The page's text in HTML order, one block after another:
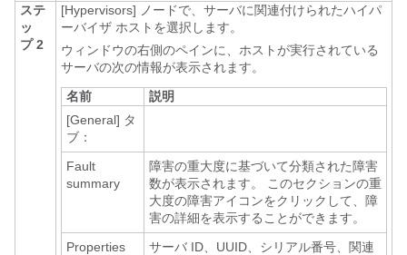
ステ
ッ
プ 2
[Hypervisors] ノードで、サーバに関連付けられたハイパ
ーバイザ ホストを選択します。
ウィンドウの右側のペインに、ホストが実行されている
サーバの次の情報が表示されます。
名前
説明
[General] タ
ブ：
Fault
summary
障害の重大度に基づいて分類された障害
数が表示されます。 このセクションの重
大度の障害アイコンをクリックして、障
害の詳細を表示することができます。
Properties
サーバ ID、UUID、シリアル番号、関連